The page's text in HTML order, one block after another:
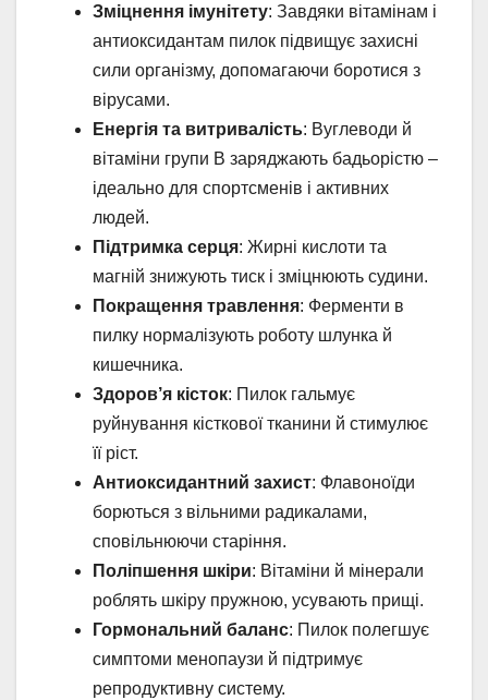
Зміцнення імунітету: Завдяки вітамінам і
антиоксидантам пилок підвищує захисні
сили організму, допомагаючи боротися з
вірусами.
Енергія та витривалість: Вуглеводи й
вітаміни групи B заряджають бадьорістю –
ідеально для спортсменів і активних
людей.
Підтримка серця: Жирні кислоти та
магній знижують тиск і зміцнюють судини.
Покращення травлення: Ферменти в
пилку нормалізують роботу шлунка й
кишечника.
Здоров’я кісток: Пилок гальмує
руйнування кісткової тканини й стимулює
її ріст.
Антиоксидантний захист: Флавоноїди
борються з вільними радикалами,
сповільнюючи старіння.
Поліпшення шкіри: Вітаміни й мінерали
роблять шкіру пружною, усувають прищі.
Гормональний баланс: Пилок полегшує
симптоми менопаузи й підтримує
репродуктивну систему.